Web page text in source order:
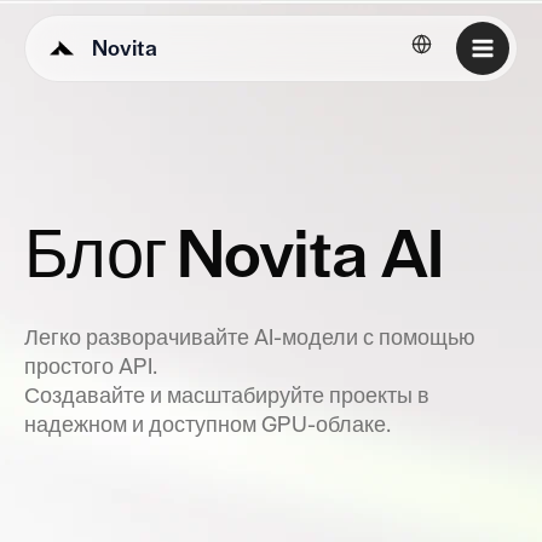
Novita Русский
Блог Novita AI
Легко разворачивайте AI-модели с помощью
простого API.
Создавайте и масштабируйте проекты в
надежном и доступном GPU-облаке.